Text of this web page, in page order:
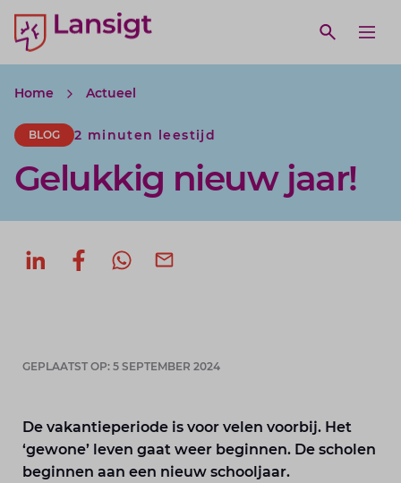
Lansigt Accountants logo
Open
search website
Home Actueel
BLOG 2 minuten leestijd
Gelukkig nieuw jaar!
Deel op LinkedIn
Deel op Facebook
GEPLAATST OP: 5 SEPTEMBER 2024
De vakantieperiode is voor velen voorbij. Het
‘gewone’ leven gaat weer beginnen. De scholen
beginnen aan een nieuw schooljaar.